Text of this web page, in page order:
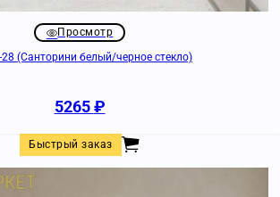
Просмотр
28 (Санторини белый/черное стекло)
5265₽
Быстрый заказ